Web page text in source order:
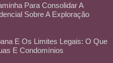
Para Consolidar A
Sobre A Exploração
E Os Limites Legais: O Que
E Condomínios